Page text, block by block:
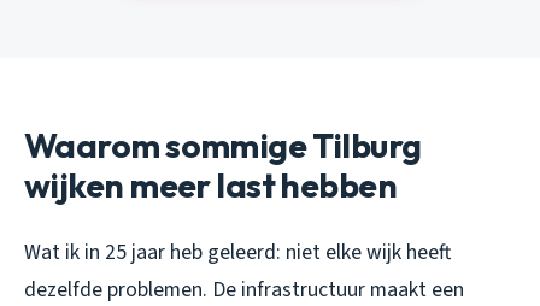
Waarom sommige Tilburg
wijken meer last hebben
Wat ik in 25 jaar heb geleerd: niet elke wijk heeft
dezelfde problemen. De infrastructuur maakt een